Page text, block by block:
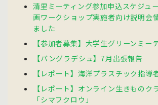
清里ミーティング参加申込スケジュ
画ワークショップ実施者向け説明会
ました
【参加者募集】大学生グリーンミー
【バングラデシュ】7月出張報告
【レポート】海洋プラスチック指導
【レポート】オンライン生きものク
「シマフクロウ」